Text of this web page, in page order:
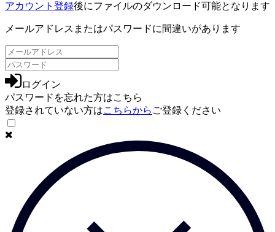
アカウント登録後にファイルのダウンロード可能となります
メールアドレスまたはパスワードに間違いがあります
ログイン
パスワードを忘れた方はこちら
登録されていない方はこちらから ご登録ください